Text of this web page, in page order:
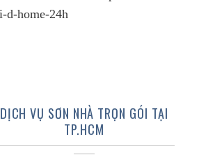
DỊCH VỤ SƠN NHÀ TRỌN GÓI TẠI
TP.HCM